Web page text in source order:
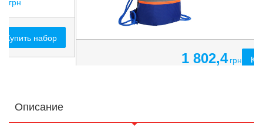
Купить набор
Описание